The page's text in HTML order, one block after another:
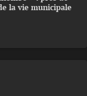
la vie municipale